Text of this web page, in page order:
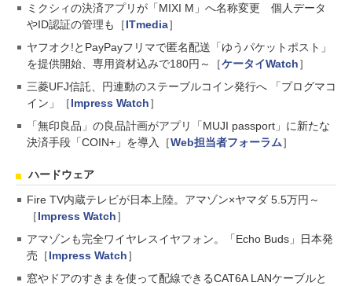
ミクシィの決済アプリが「MIXI M」へ名称変更 個人データ
やID認証の管理も［ITmedia］
ヤフオク!とPayPayフリマで匿名配送「ゆうパケットポスト」
を提供開始、専用資材込みで180円～［ケータイWatch］
三菱UFJ信託、円連動のステーブルコイン発行へ 「プログマコ
イン」［Impress Watch］
「無印良品」の良品計画がアプリ「MUJI passport」に新たな
決済手段「COIN+」を導入［Web担当者フォーラム］
ハードウェア
Fire TV内蔵テレビが日本上陸。アマゾン×ヤマダ 5.5万円～
［Impress Watch］
アマゾンも完全ワイヤレスイヤフォン。「Echo Buds」日本発
売［Impress Watch］
窓やドアのすきまを使って配線できるCAT6A LANケーブルと